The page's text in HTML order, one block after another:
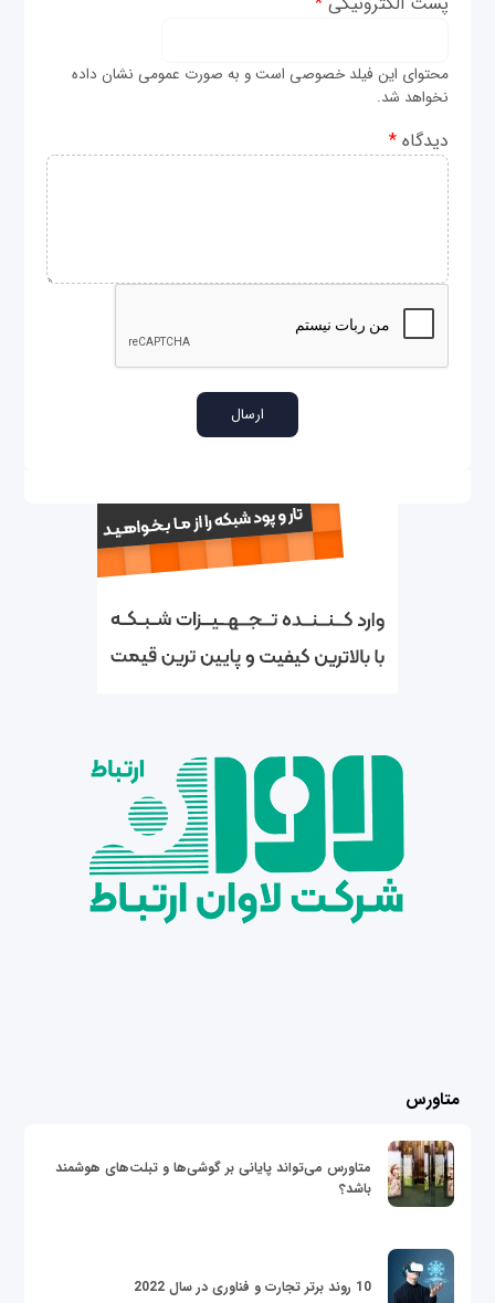
محتوای این فیلد خصوصی است و به صورت عمومی نشان داده
نخواهد شد.
دیدگاه*
متاورس
متاورس می‌تواند پایانی بر گوشی‌ها و تبلت‌های هوشمند
باشد؟
10 روند برتر تجارت و فناوری در سال 2022